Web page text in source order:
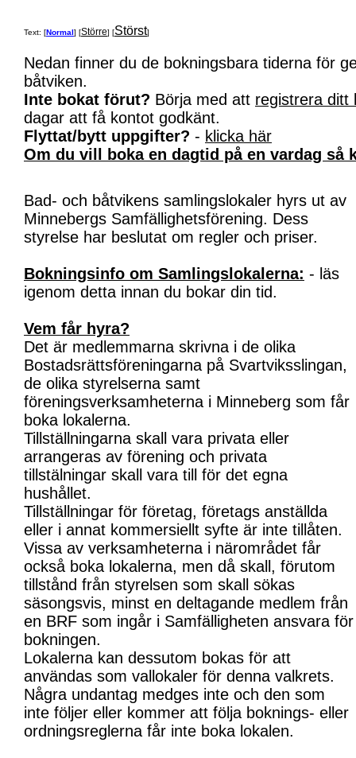
Text: [Normal] [Större] [Störst]
Nedan finner du de bokningsbara tiderna för
båtviken.
Inte bokat förut? Börja med att registrera ditt
dagar att få kontot godkänt.
Flyttat/bytt uppgifter? - klicka här
Om du vill boka en dagtid på en vardag så
Bad- och båtvikens samlingslokaler hyrs ut av
Minnebergs Samfällighetsförening. Dess
styrelse har beslutat om regler och priser.
Bokningsinfo om Samlingslokalerna: - läs
igenom detta innan du bokar din tid.
Vem får hyra?
Det är medlemmarna skrivna i de olika
Bostadsrättsföreningarna på Svartviksslingan,
de olika styrelserna samt
föreningsverksamheterna i Minneberg som får
boka lokalerna.
Tillställningarna skall vara privata eller
arrangeras av förening och privata
tillstälningar skall vara till för det egna
hushållet.
Tillställningar för företag, företags anställda
eller i annat kommersiellt syfte är inte tillåten.
Vissa av verksamheterna i närområdet får
också boka lokalerna, men då skall, förutom
tillstånd från styrelsen som skall sökas
säsongsvis, minst en deltagande medlem från
en BRF som ingår i Samfälligheten ansvara för
bokningen.
Lokalerna kan dessutom bokas för att
användas som vallokaler för denna valkrets.
Några undantag medges inte och den som
inte följer eller kommer att följa boknings- eller
ordningsreglerna får inte boka lokalen.